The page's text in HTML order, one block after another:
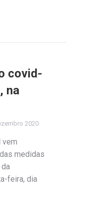
covid-
na
2020
vem
medidas
feira, dia